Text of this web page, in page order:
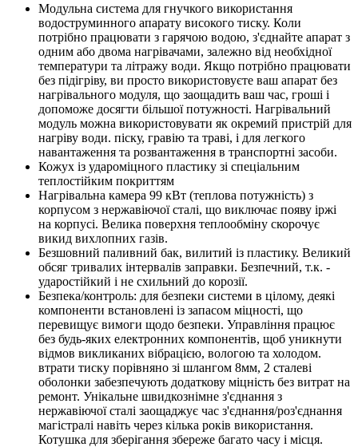
Модульна система для гнучкого використання
водоструминного апарату високого тиску. Коли
потрібно працювати з гарячою водою, з'єднайте апарат з
одним або двома нагрівачами, залежно від необхідної
температури та літражу води. Якщо потрібно працювати
без підігріву, ви просто використовуєте ваш апарат без
нагрівального модуля, що заощадить ваш час, гроші і
допоможе досягти більшої потужності. Нагрівальний
модуль можна використовувати як окремий пристрій для
нагріву води. піску, гравію та траві, і для легкого
навантаження та розвантаження в транспортні засоби.
Кожух із удароміцного пластику зі спеціальним
теплостійким покриттям
Нагрівальна камера 99 кВт (теплова потужність) з
корпусом з нержавіючої сталі, що виключає появу іржі
на корпусі. Велика поверхня теплообміну скорочує
викид вихлопних газів.
Безшовний паливний бак, вилитий із пластику. Великий
обсяг тривалих інтервалів заправки. Безпечний, т.к. -
ударостійкий і не схильний до корозії.
Безпека/контроль: для безпеки системи в цілому, деякі
компоненти встановлені із запасом міцності, що
перевищує вимоги щодо безпеки. Управління працює
без будь-яких електронних компонентів, щоб уникнути
відмов викликаних вібрацією, вологою та холодом.
втрати тиску порівняно зі шлангом 8мм, 2 сталеві
оболонки забезпечують додаткову міцність без витрат на
ремонт. Унікальне швидкознімне з'єднання з
нержавіючої сталі заощаджує час з'єднання/роз'єднання
магістралі навіть через кілька років використання.
Котушка для зберігання збереже багато часу і місця.